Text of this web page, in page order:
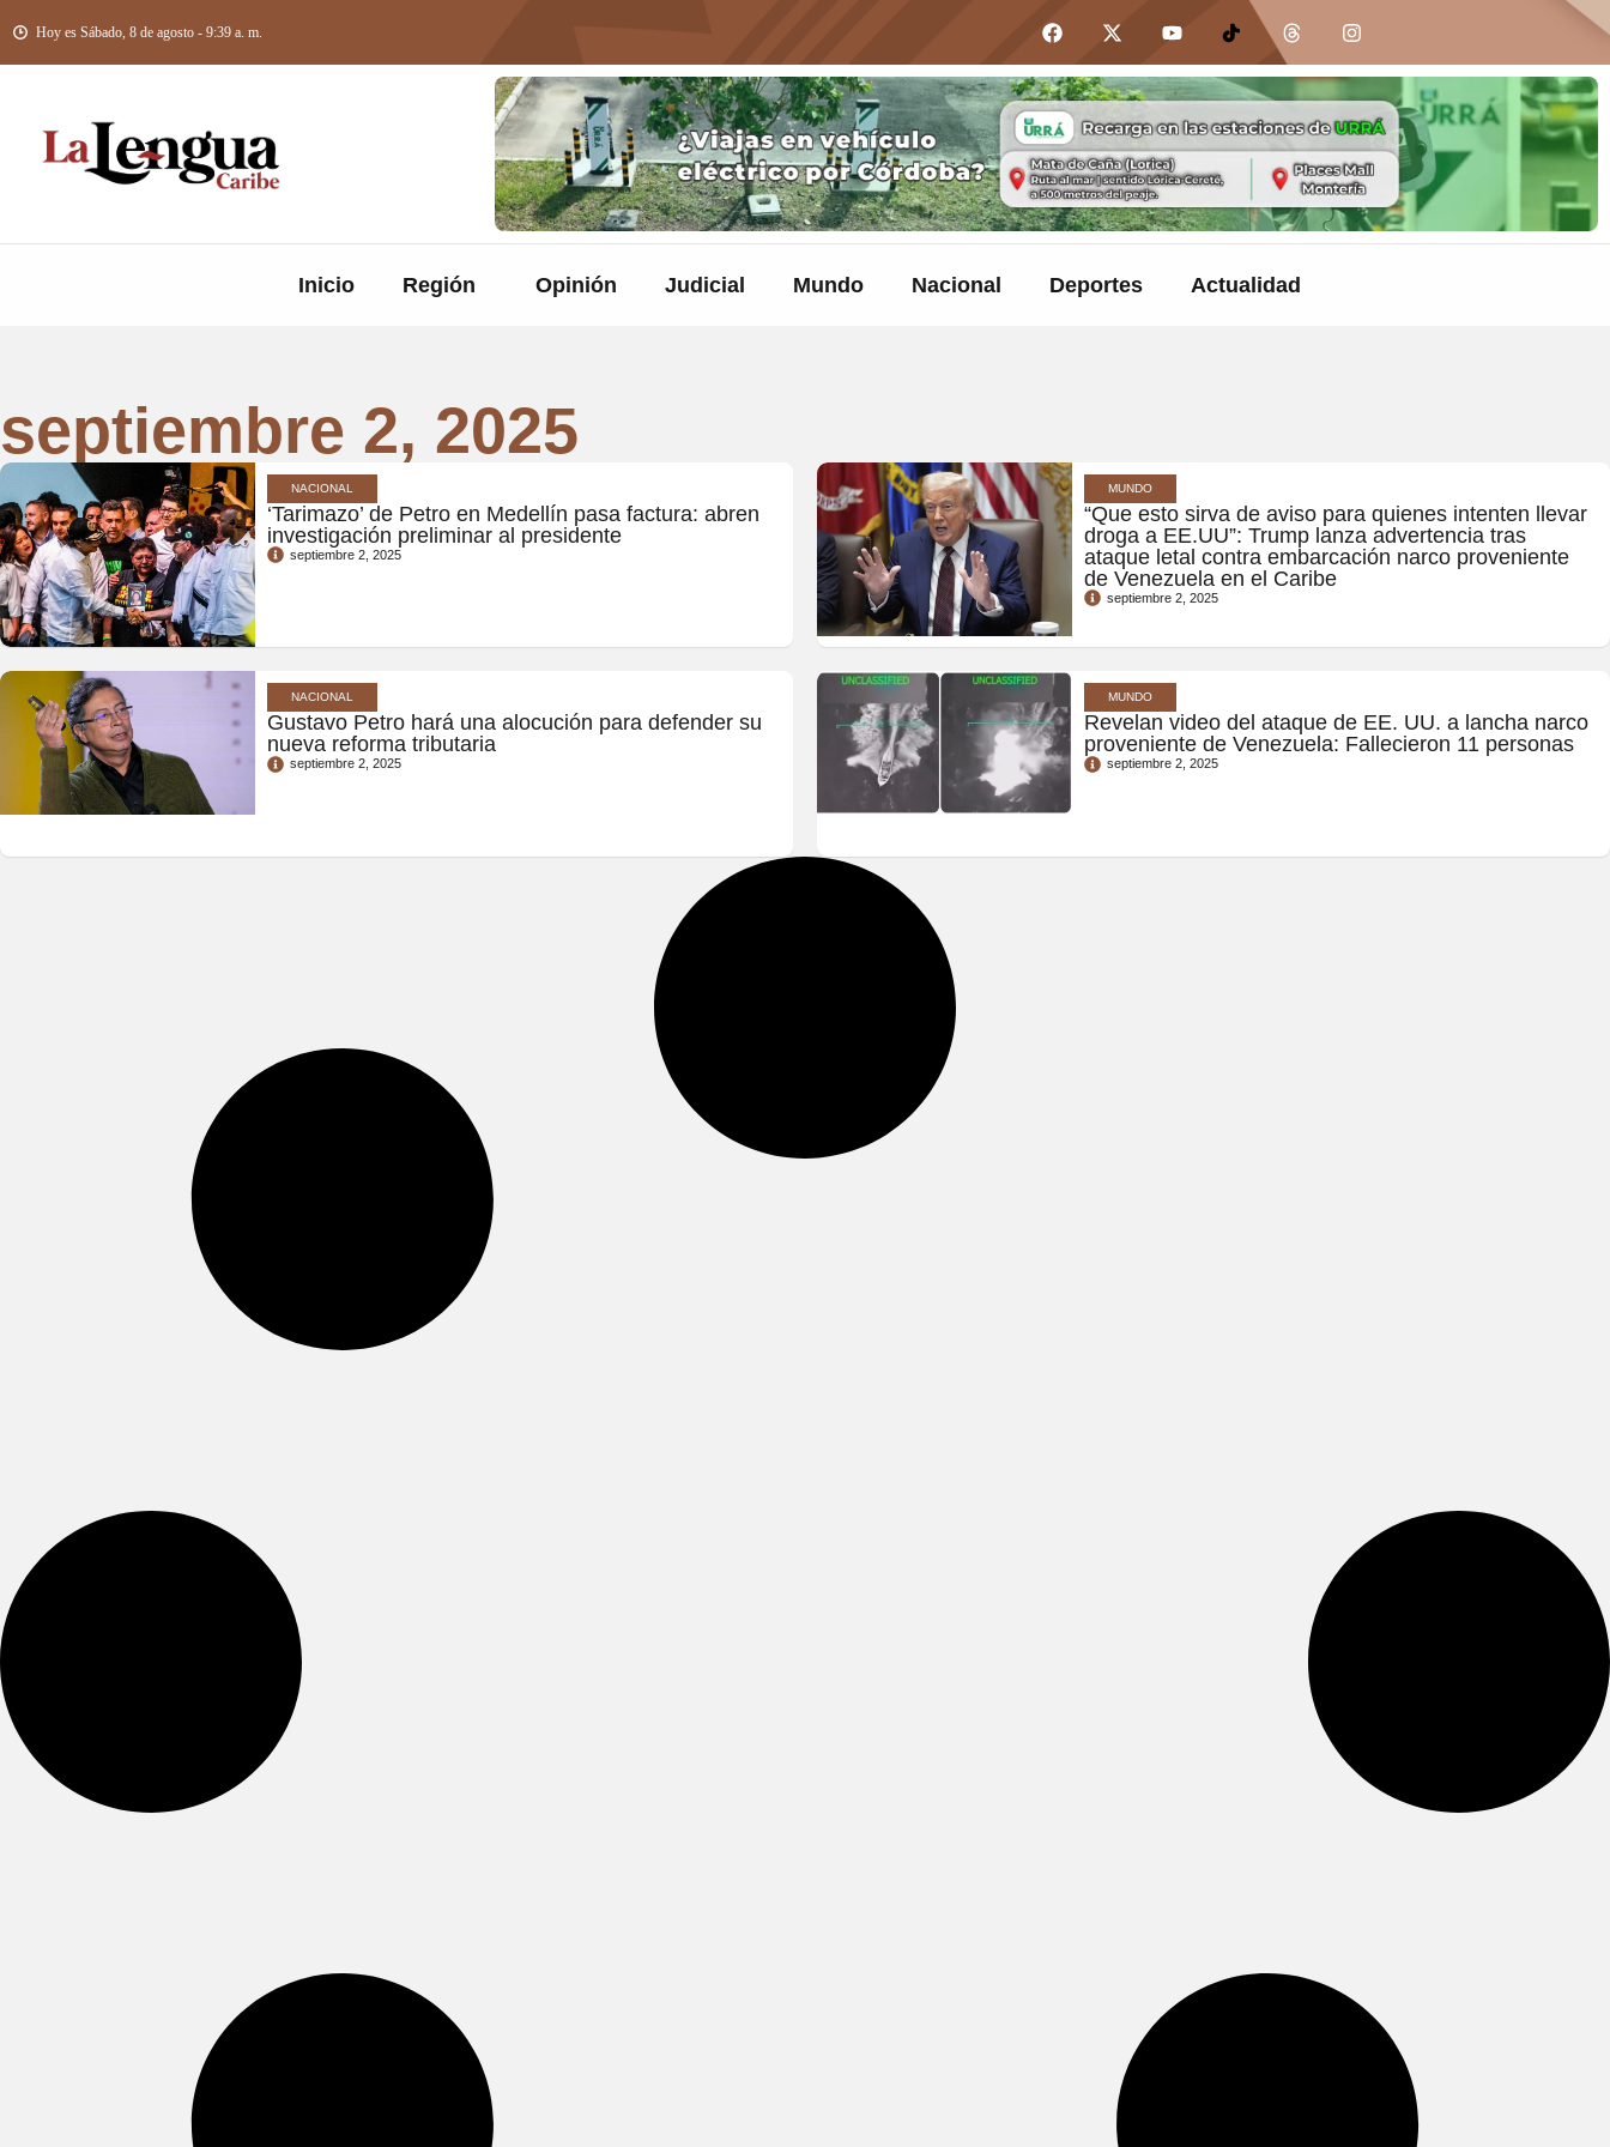
Hoy es Sábado, 8 de agosto - 9:39 a. m.
Inicio Región Opinión Judicial Mundo Nacional Deportes Actualidad
septiembre 2, 2025
NACIONAL
‘Tarimazo’ de Petro en Medellín pasa factura: abren
investigación preliminar al presidente
septiembre 2, 2025
MUNDO
“Que esto sirva de aviso para quienes intenten llevar
droga a EE.UU”: Trump lanza advertencia tras
ataque letal contra embarcación narco proveniente
de Venezuela en el Caribe
septiembre 2, 2025
NACIONAL
Gustavo Petro hará una alocución para defender su
nueva reforma tributaria
septiembre 2, 2025
MUNDO
Revelan video del ataque de EE. UU. a lancha narco
proveniente de Venezuela: Fallecieron 11 personas
septiembre 2, 2025